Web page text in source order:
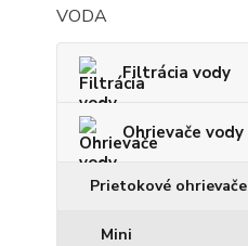
VODA
Filtrácia vody
Ohrievače vody
Prietokové ohrievače
Mini